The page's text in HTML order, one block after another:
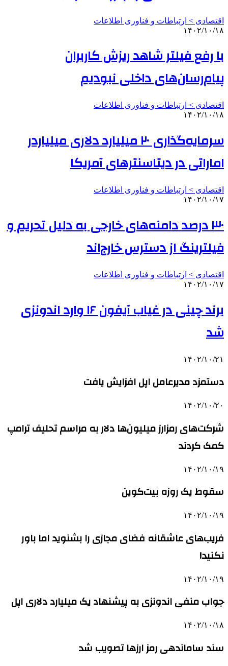
اقتصادی > ارتباطات و فناوری اطلاعات
۱۴۰۲/۱۰/۱۸
با رفع فیلتر شاهد ریزش کاربران
پیام‌رسان‌های داخلی نبودیم
اقتصادی > ارتباطات و فناوری اطلاعات
۱۴۰۲/۱۰/۱۸
سرمایه‌گذاری ۲۰ میلیارد دلاری میلیاردر
اماراتی در دیتاسنترهای آمریکا
اقتصادی > ارتباطات و فناوری اطلاعات
۱۴۰۲/۱۰/۱۷
۳۰ درصد دامنه‌های خارجی به دلیل تحریم و
فیلترینگ از دسترس خارج‌اند
اقتصادی > ارتباطات و فناوری اطلاعات
۱۴۰۲/۱۰/۱۷
برند چینی در غیاب آیفون ۱۶ وارد اندونزی
شد
۱۴۰۲/۱۰/۲۱
دستمزد مدیرعامل اپل افزایش یافت
۱۴۰۲/۱۰/۲۰
شرکت‌های رمزارز میلیون‌ها دلار به مراسم تحلیف ترامپ
کمک کردند
۱۴۰۲/۱۰/۱۹
سقوط یک روزه بیت‌کوین
۱۴۰۲/۱۰/۱۹
فریب‌های عاشقانه فضای مجازی را بشنوید اما باور
نکنید!
۱۴۰۲/۱۰/۱۹
جواب منفی اندونزی به پیشنهاد یک میلیارد دلاری اپل
۱۴۰۲/۱۰/۱۸
سند ساماندهی رمز ارزها تصویب شد